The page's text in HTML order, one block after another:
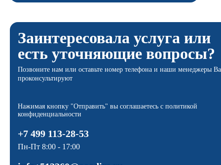
Заинтересовала услуга или
есть уточняющие вопросы?
Позвоните нам или оставьте номер телефона и наши менеджеры
проконсультируют
Нажимая кнопку "Отправить" вы соглашаетесь с политикой
конфиденциальности
+7 499 113-28-53
Пн-Пт 8:00 - 17:00